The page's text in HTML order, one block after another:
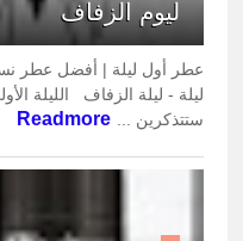
ليوم الزفاف
عطر أول ليلة | أفضل عطر
ليلة - ليلة الزفاف الليلة
ستتذكرين ...
Readmore